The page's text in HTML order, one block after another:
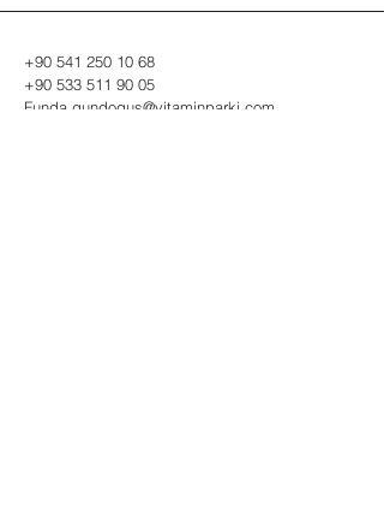
+90 541 250 10 68
+90 533 511 90 05
Funda.gundogus@vitaminparki.com